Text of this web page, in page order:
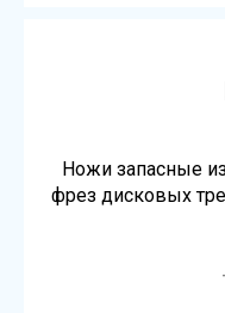
Ножи запасные
фрез дисковых
-